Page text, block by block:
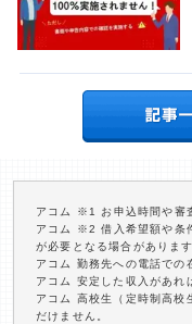
アコム ※1 お申込時間や審
アコム ※2 借入希望額や条
が必要となる場合があります
アコム 勤務先への電話での
アコム 安定した収入があれ
アコム 高校生（定時制高校
だけません。